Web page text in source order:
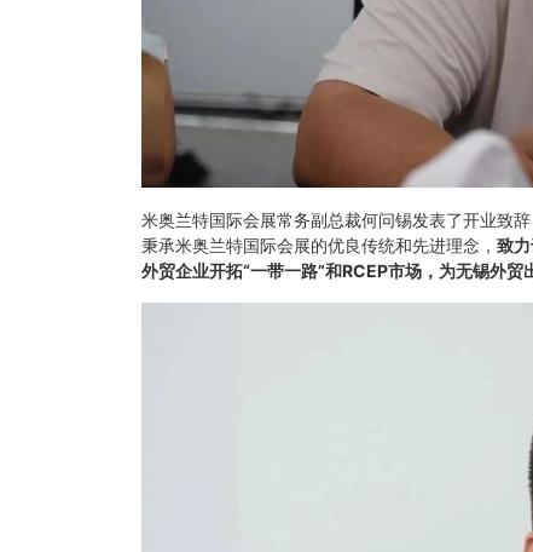
米奥兰特国际会展常务副总裁何问锡发表了开业致
秉承米奥兰特国际会展的优良传统和先进理念， 致
外贸企业开拓“一带一路”和RCEP市场，为无锡外贸